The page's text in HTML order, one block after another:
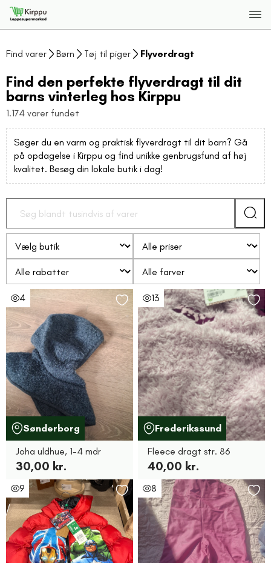
Find varer Børn Tøj til piger Flyverdragt
Find den perfekte flyverdragt til dit
barns vinterleg hos Kirppu
1.174 varer fundet
Søger du en varm og praktisk flyverdragt til dit barn? Gå
på opdagelse i Kirppu og find unikke genbrugsfund af høj
kvalitet. Besøg din lokale butik i dag!
4
Sønderborg
Joha uldhue, 1-4 mdr
30,00 kr.
13
Frederikssund
Fleece dragt str. 86
40,00 kr.
9 8